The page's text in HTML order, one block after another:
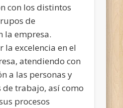
con los distintos
de
la empresa.
la excelencia en el
atendiendo con
a las personas y
de trabajo, así como
procesos